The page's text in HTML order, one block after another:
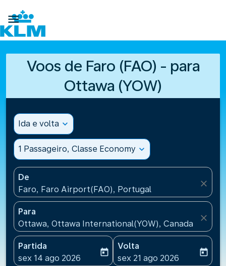

Voos de Faro (FAO) - para
Ottawa (YOW)
Ida e volta expand_more
1 Passageiro, Classe Economy expand_more
De
Faro, Faro Airport(FAO), Portugal
close
Para
Ottawa, Ottawa International(YOW), Canada
close
Partida
fc-booking-departure-date-aria-label
sex 14 ago 2026
today
Volta
fc-booking-return-date-
sex 21 ago 2026
today